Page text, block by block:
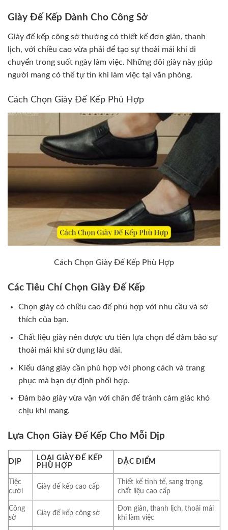
Giày Đế Kếp Dành Cho Công Sở
Giày đế kếp công sở thường có thiết kế đơn giản, thanh
lịch, với chiều cao vừa phải để tạo sự thoải mái khi di
chuyển trong suốt ngày làm việc. Những đôi giày này giúp
người mang có thể tự tin khi làm việc tại văn phòng.
Cách Chọn Giày Đế Kếp Phù Hợp
Cách Chọn Giày Đế Kếp Phù Hợp
Các Tiêu Chí Chọn Giày Đế Kếp
Chọn giày có chiều cao đế phù hợp với nhu cầu và sở
thích của bạn.
Chất liệu giày nên được ưu tiên lựa chọn để đảm bảo sự
thoải mái khi sử dụng lâu dài.
Kiểu dáng giày cần phù hợp với phong cách và trang
phục mà bạn dự định phối hợp.
Đảm bảo giày vừa vặn với chân để tránh cảm giác khó
chịu khi mang.
Lựa Chọn Giày Đế Kếp Cho Mỗi Dịp
DỊP
LOẠI GIÀY ĐẾ KẾP
PHÙ HỢP
ĐẶC ĐIỂM
Tiệc
cưới
Giày đế kếp cao cấp
Thiết kế tinh tế, sang trọng,
chất liệu cao cấp
Công
sở
Giày đế kếp công sở
Đơn giản, thanh lịch, thoải mái
khi làm việc